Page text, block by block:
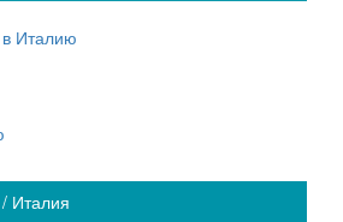
Италию
Италия